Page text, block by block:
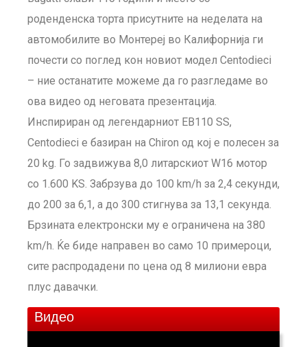
роденденска торта присутните на неделата на
автомобилите во Монтереј во Калифорнија ги
почести со поглед кон новиот модел Centodieci
– ние останатите можеме да го разгледаме во
ова видео од неговата презентација.
Инспириран од легендарниот EB110 SS,
Centodieci е базиран на Chiron од кој е полесен за
20 kg. Го задвижува 8,0 литарскиот W16 мотор
со 1.600 KS. Забрзува до 100 km/h за 2,4 секунди,
до 200 за 6,1, а до 300 стигнува за 13,1 секунда.
Брзината електронски му е ограничена на 380
km/h. Ќе биде направен во само 10 примероци,
сите распродадени по цена од 8 милиони евра
плус давачки.
Видео